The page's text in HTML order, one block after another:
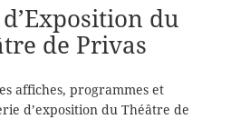
du
de Privas
affiches, programmes et
d’exposition du Théâtre de